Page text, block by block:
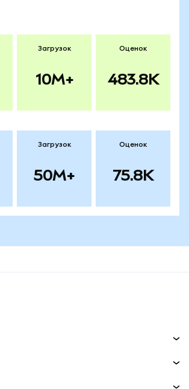
Загрузок
10M+
Оценок
483.8K
Загрузок
50M+
Оценок
75.8K